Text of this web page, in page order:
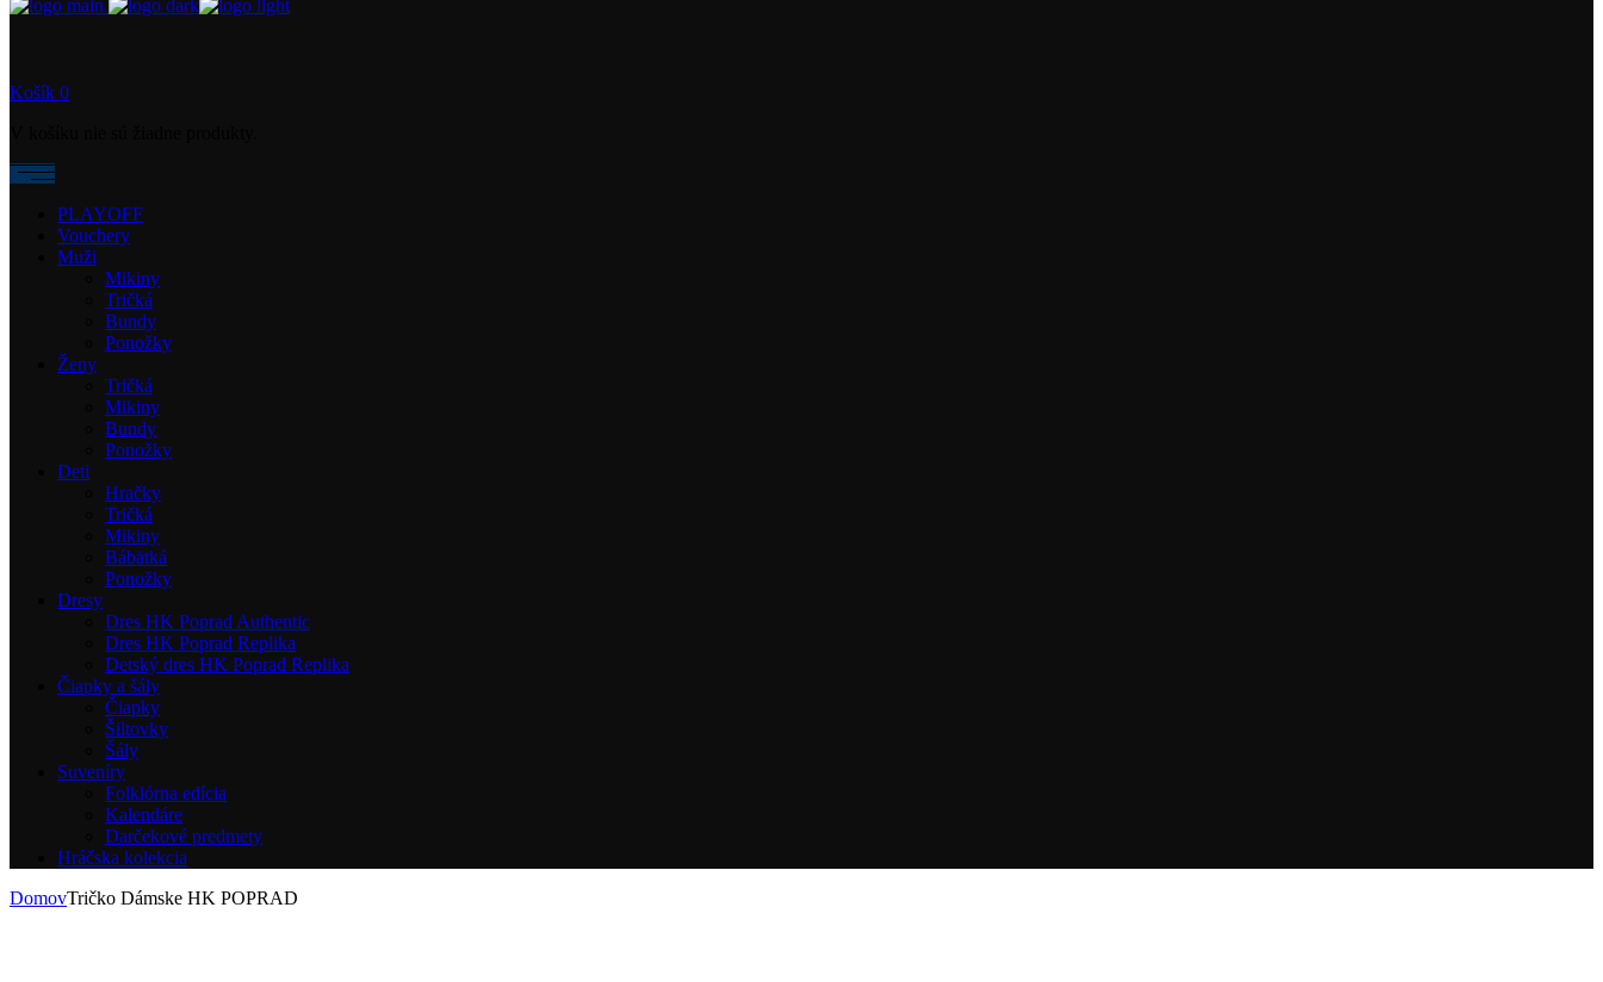
Košík 0
PLAYOFF
Vouchery
Muži
Mikiny
Tričká
Bundy
Ponožky
Ženy
Tričká
Mikiny
Bundy
Ponožky
Deti
Hračky
Tričká
Mikiny
Bábätká
Ponožky
Dresy
Dres HK Poprad Authentic
Dres HK Poprad Replika
Detský dres HK Poprad Replika
Čiapky a šály
Čiapky
Šiltovky
Šály
Suveníry
Folklórna edícia
Kalendáre
Darčekové predmety
Hráčska kolekcia
DomovTričko Dámske HK POPRAD